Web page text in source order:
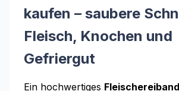
kaufen – saubere
Fleisch, Knochen und
Gefriergut
Ein hochwertiges